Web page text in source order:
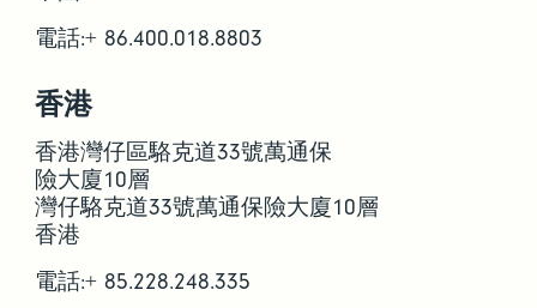
電話:+ 86.400.018.8803
香港
香港灣仔區駱克道33號萬通保
險大廈10層
灣仔駱克道33號萬通保險大廈10層
香港
電話:+ 85.228.248.335